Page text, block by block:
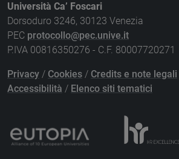
Università Ca’ Foscari
Dorsoduro 3246, 30123 Venezia
PEC protocollo@pec.unive.it
P.IVA 00816350276 - C.F. 80007720271
Privacy / Cookies / Credits e note legali
Accessibilità / Elenco siti tematici